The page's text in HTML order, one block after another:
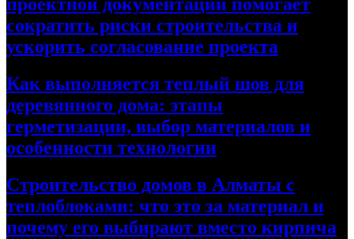
проектной документации помогает
сократить риски строительства и
ускорить согласование проекта
Как выполняется теплый шов для
деревянного дома: этапы
герметизации, выбор материалов и
особенности технологии
Строительство домов в Алматы с
теплоблоками: что это за материал и
почему его выбирают вместо кирпича